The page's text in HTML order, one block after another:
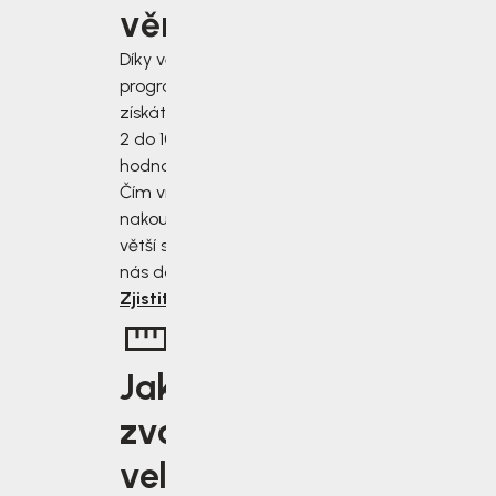
věrnosti
Díky věrnostnímu
programu
získáte slevu od
2 do 10 % z
hodnoty nákupu.
Čím více
nakoupíte, tím
větší slevu od
nás dostanete.
Zjistit více
Jakou
zvolit
velikost?